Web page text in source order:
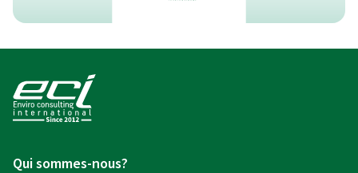
Qui sommes-nous?